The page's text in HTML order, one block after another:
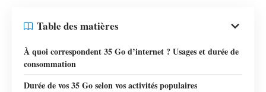
Table des matières
À quoi correspondent 35 Go d’internet ? Usages et durée de
consommation
Durée de vos 35 Go selon vos activités populaires